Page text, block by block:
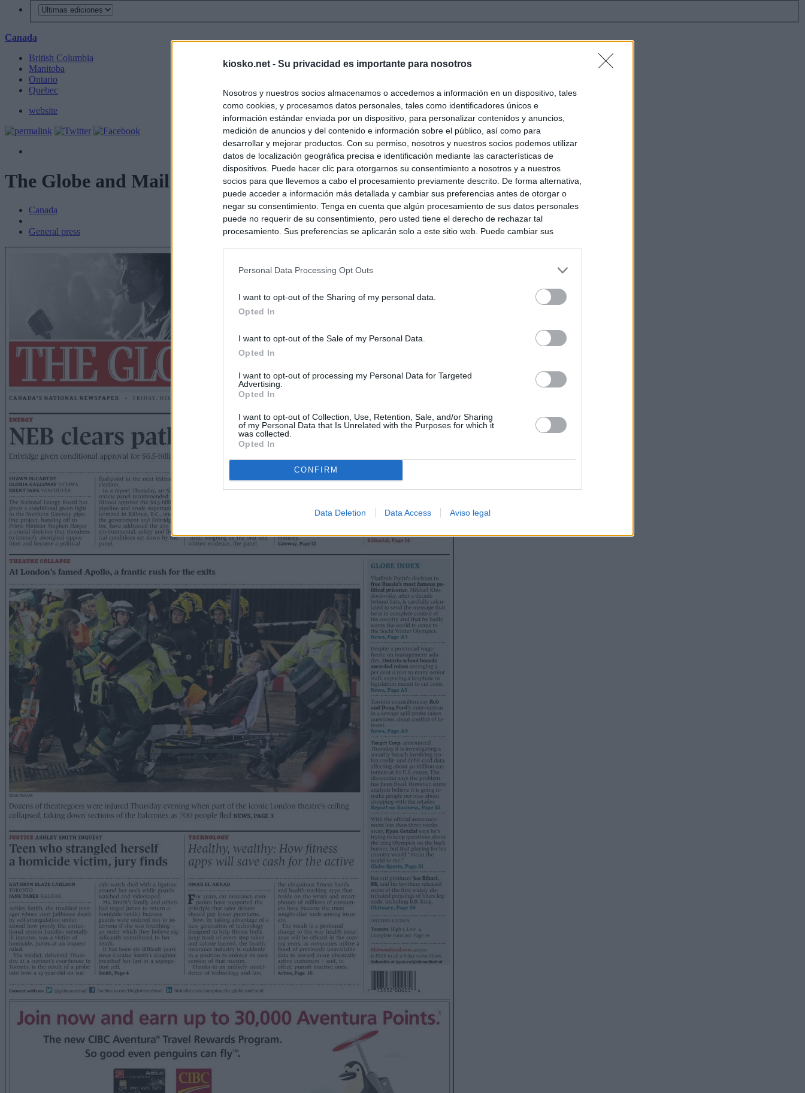
kiosko.net - Su privacidad es importante para nosotros
Nosotros y nuestros socios almacenamos o accedemos a información en un dispositivo, tales
como cookies, y procesamos datos personales, tales como identificadores únicos e
información estándar enviada por un dispositivo, para personalizar contenidos y anuncios,
medición de anuncios y del contenido e información sobre el público, así como para
desarrollar y mejorar productos. Con su permiso, nosotros y nuestros socios podemos utilizar
datos de localización geográfica precisa e identificación mediante las características de
dispositivos. Puede hacer clic para otorgarnos su consentimiento a nosotros y a nuestros
socios para que llevemos a cabo el procesamiento previamente descrito. De forma alternativa,
puede acceder a información más detallada y cambiar sus preferencias antes de otorgar o
negar su consentimiento. Tenga en cuenta que algún procesamiento de sus datos personales
puede no requerir de su consentimiento, pero usted tiene el derecho de rechazar tal
procesamiento. Sus preferencias se aplicarán solo a este sitio web. Puede cambiar sus
Personal Data Processing Opt Outs
I want to opt-out of the Sharing of my personal data.
Opted In
I want to opt-out of the Sale of my Personal Data.
Opted In
I want to opt-out of processing my Personal Data for Targeted
Advertising.
Opted In
I want to opt-out of Collection, Use, Retention, Sale, and/or Sharing
of my Personal Data that Is Unrelated with the Purposes for which it
was collected.
Opted In
CONFIRM
Data Deletion Data Access Aviso legal
Canada
British Columbia
Manitoba
Ontario
Quebec
website
The Globe and Mail
Canada
General press